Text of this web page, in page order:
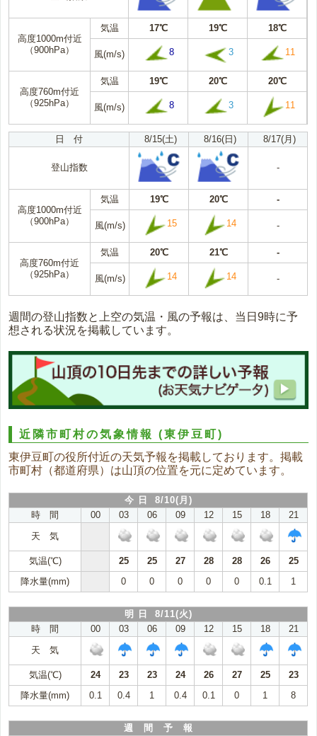
高度1000m付近
（900hPa）
気温 17℃ 19℃ 18℃
風(m/s) 8 3 11
高度760m付近
（925hPa）
気温 19℃ 20℃ 20℃
風(m/s) 8 3 11
日 付 8/15(土) 8/16(日) 8/17(月)
登山指数 -
高度1000m付近
（900hPa）
気温 19℃ 20℃ -
風(m/s) 15 14 -
高度760m付近
（925hPa）
気温 20℃ 21℃ -
風(m/s) 14 14 -
週間の登山指数と上空の気温・風の予報は、当日9時に予
想される状況を掲載しています。
近隣市町村の気象情報(東伊豆町)
東伊豆町の役所付近の天気予報を掲載しております。掲載
市町村（都道府県）は山頂の位置を元に定めています。
今 日 8/10(月)
時 間
00 03 06 09 12 15 18
21
天 気
気温(℃) 25 25 27 28 28 26
25
降水量(mm)
0 0 0 0 0 0.1 1
明 日 8/11(火)
時 間
00 03 06 09 12 15 18
21
天 気
気温(℃) 24 23 23 24 26 27 25
23
降水量(mm)
0.1 0.4 1 0.4 0.1 0 1 8
週 間 予 報